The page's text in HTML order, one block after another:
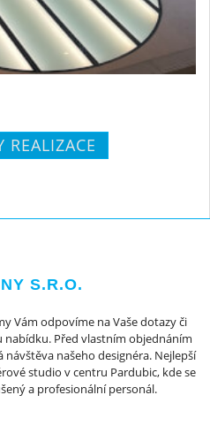
REALIZACE
S.R.O.
Vám odpovíme na Vaše dotazy či
Před vlastním objednáním
našeho designéra. Nejlepší
studio v centru Pardubic, kde se
a profesionální personál.